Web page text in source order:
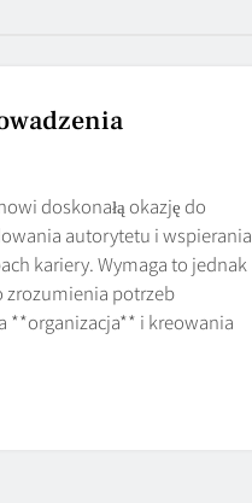
doskonałą okazję do
autorytetu i wspierania
kariery. Wymaga to jednak
zrozumienia potrzeb
**organizacja** i kreowania